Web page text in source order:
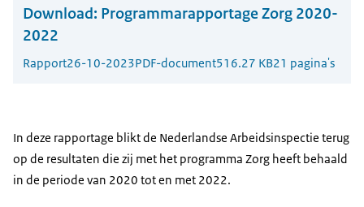
Download: Programmarapportage Zorg 2020-
2022
Rapport26-10-2023PDF-document516.27 KB21 pagina's
In deze rapportage blikt de Nederlandse Arbeidsinspectie terug
op de resultaten die zij met het programma Zorg heeft behaald
in de periode van 2020 tot en met 2022.